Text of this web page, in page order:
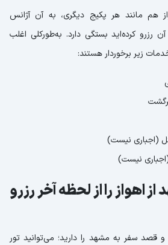
هم مانند هر پکیج دیگری، به آن آژانس
رزرو کرده‌اید بستگی دارد. به‌طورکلی اغلب
زیر برخوردار هستند:
(اجباری نیست)
نیست)
اهواز را از لحظه آخر رزرو
و قصد سفر به مشهد را دارید؛ می‌توانید تور